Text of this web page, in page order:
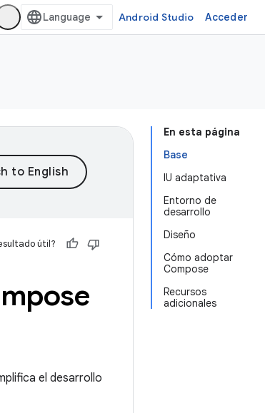
Android Studio Acceder
En esta página
Base
IU adaptativa
Entorno de
desarrollo
Diseño
Cómo adoptar
Compose
Recursos
adicionales
útil?
el desarrollo